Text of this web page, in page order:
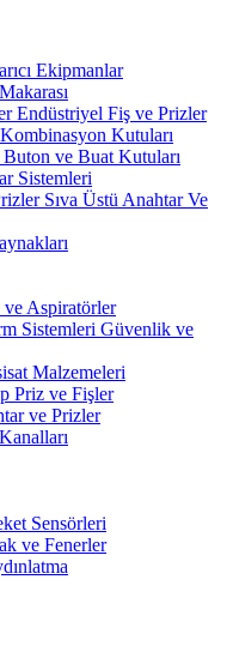
Ekipmanlar
Endüstriyel Fiş ve Prizler
Kombinasyon Kutuları
Buton ve Buat Kutuları
Sistemleri
Sıva Üstü Anahtar Ve
Aspiratörler
Güvenlik ve
Malzemeleri
Priz ve Fişler
ve Prizler
Sensörleri
ve Fenerler